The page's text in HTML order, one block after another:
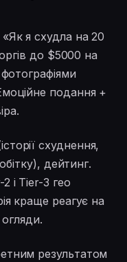
я схудла на 20
до $5000 на
подання +
схуднення,
дейтинг.
і Tier-3 гео
краще реагує на
огляди.
результатом